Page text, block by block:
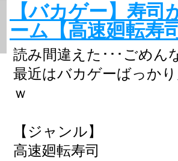
【バカゲー】寿
ーム【高速廻転寿
読み間違えた･･･ごめん
最近はバカゲーばっか
ｗ
【ジャンル】
高速廻転寿司